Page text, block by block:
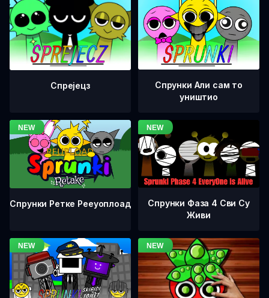
Спрејецз
Спрунки Али сам то
уништио
Спрунки Ретке Рееуоплоад
Спрунки Фаза 4 Сви Су
Живи